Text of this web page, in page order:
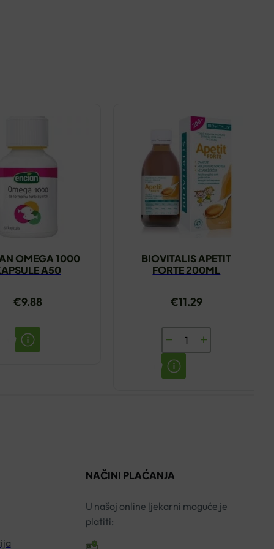
OMEGA 1000
A50
€9.88
BIOVITALIS APETIT
FORTE 200ML
€11.29
BIOVITALIS
APETIT
FORTE
NAČINI PLAĆANJA
U našoj online ljekarni moguće je
platiti: